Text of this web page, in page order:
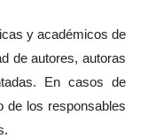
y académicos de
de autores, autoras
En casos de
de los responsables